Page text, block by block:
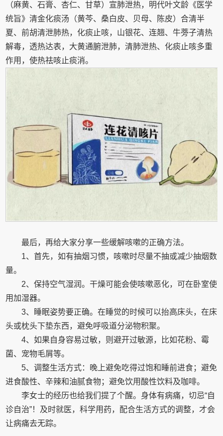
（麻黄、石膏、杏仁、甘草）宣肺泄热，明代叶文龄《医学
统旨》清金化痰汤（黄芩、桑白皮、贝母、陈皮）合清半
夏、前胡清泄肺热，化痰止咳，山银花、连翘、牛蒡子清热
解毒，透热达表，大黄通腑泄肺，清肺泄热、化痰止咳多重
作用，使热祛咳止痰消。
最后，再给大家分享一些缓解咳嗽的正确方法。
1、首先，如有抽烟习惯，咳嗽时尽量不抽或减少抽烟数
量。
2、保持空气湿润。干燥可能会使咳嗽恶化，可在卧室使
用加湿器。
3、睡眠姿势要正确。在睡觉的时候可以抬高床头，在床
头或枕头下垫东西，避免呼吸道分泌物积聚。
4、如果自身容易过敏，则避开过敏源，比如花粉、霉
菌、宠物毛屑等。
5、调整生活方式：晚上避免吃得过饱和睡前进食；避免
进食酸性、辛辣和油腻食物；避免饮用酸性饮料及咖啡。
李女士的经历也给我们提了个醒。身体有病痛，切忌“自
诊自治”！及时就医，科学用药，配合生活方式的调整，才会
让病痛去无踪。